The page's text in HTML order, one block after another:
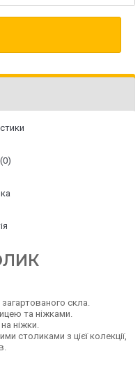
скла.
та ніжками.
ніжки.
столиками з цієї колекції,